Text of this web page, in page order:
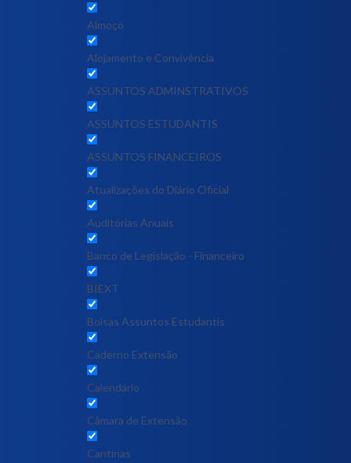
Almoço
Alojamento e Convivência
ASSUNTOS ADMINSTRATIVOS
ASSUNTOS ESTUDANTIS
ASSUNTOS FINANCEIROS
Atualizações do Diário Oficial
Auditórias Anuais
Banco de Legislação - Financeiro
BIEXT
Bolsas Assuntos Estudantis
Caderno Extensão
Calendário
Câmara de Extensão
Cantinas